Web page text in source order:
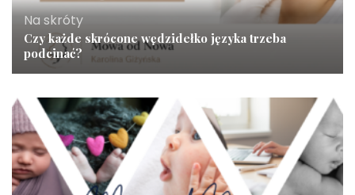
Na skróty
Czy każde skrócone wędzidełko języka trzeba
podcinać?